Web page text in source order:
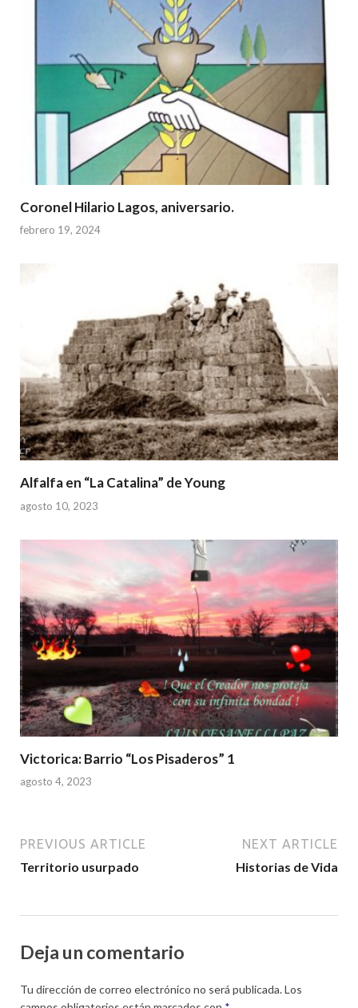
Coronel Hilario Lagos, aniversario.
febrero 19, 2024
Alfalfa en “La Catalina” de Young
agosto 10, 2023
Victorica: Barrio “Los Pisaderos” 1
agosto 4, 2023
PREVIOUS ARTICLE
Territorio usurpado
NEXT ARTICLE
Historias de Vida
Deja un comentario
Tu dirección de correo electrónico no será publicada.Los